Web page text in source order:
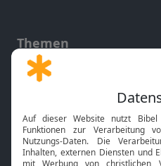
Themen
Gott und Bibel erklärt
Neuigkeiten